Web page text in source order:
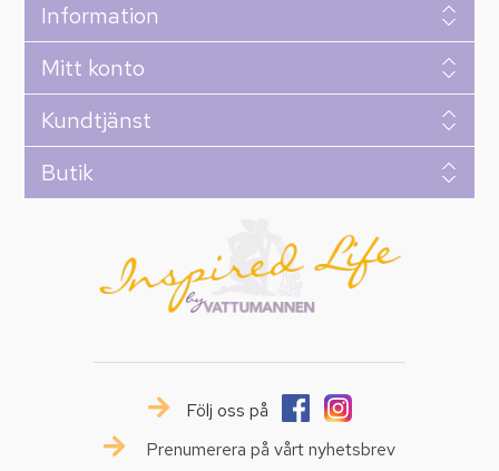
Information
Mitt konto
Kundtjänst
Butik
Följ oss på
Prenumerera på vårt nyhetsbrev